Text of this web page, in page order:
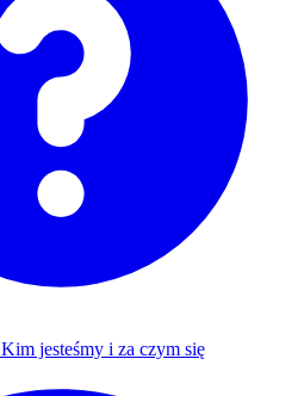
Kim jesteśmy i za czym się